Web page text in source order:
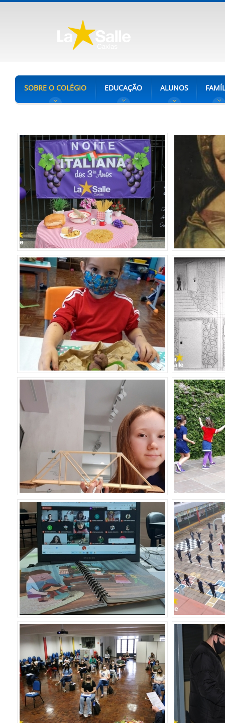
SOBRE O COLÉGIO EDUCAÇÃO ALUNOS